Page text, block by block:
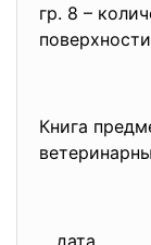
гр. 8 –
Книга
дата